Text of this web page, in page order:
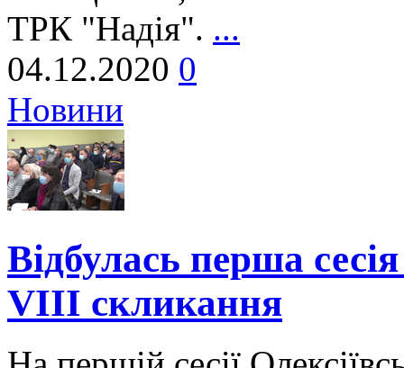
ТРК "Надія". ...
04.12.2020 0
Новини
Відбулась перша
VIII скликання